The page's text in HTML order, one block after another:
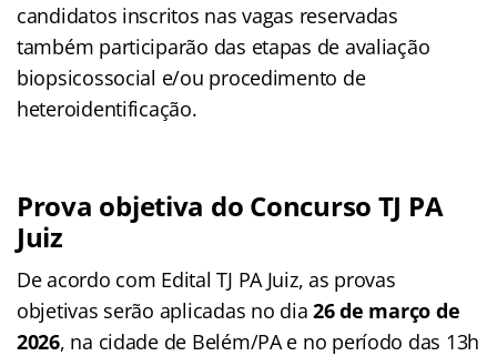
candidatos inscritos nas vagas reservadas
também participarão das etapas de avaliação
biopsicossocial e/ou procedimento de
heteroidentificação.
Prova objetiva do Concurso TJ PA
Juiz
De acordo com Edital TJ PA Juiz, as provas
objetivas serão aplicadas no dia26 de março de
2026, na cidade de Belém/PA e no período das 13h